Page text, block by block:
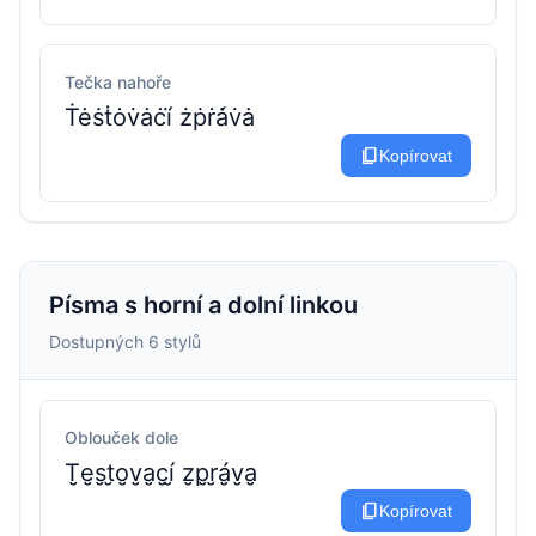
Tečka nahoře
Ṫėṡṫȯv̇ȧċí̇ żṗṙá̇v̇ȧ
content_copyKopírovat
Písma s horní a dolní linkou
Dostupných 6 stylů
Oblouček dole
T̮e̮s̮t̮o̮v̮a̮c̮í̮ z̮p̮r̮á̮v̮a̮
content_copyKopírovat